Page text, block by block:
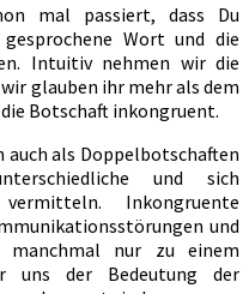
mal passiert, dass Du
Wort und die
Intuitiv nehmen wir die
glauben ihr mehr als dem
Botschaft inkongruent.
als Doppelbotschaften
und sich
Inkongruente
und
manchmal nur zu einem
uns der Bedeutung der